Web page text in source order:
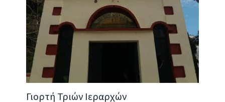
Γιορτή Τριών Ιεραρχών